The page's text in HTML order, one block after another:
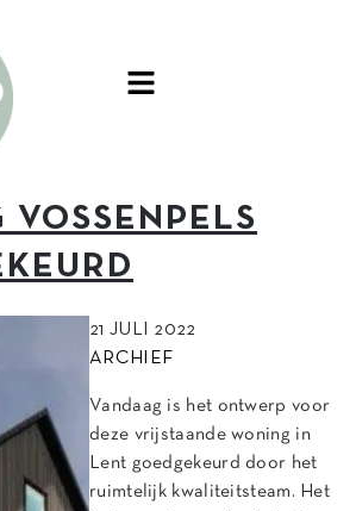
VOSSENPELS
21 JULI 2022
ARCHIEF
Vandaag is het ontwerp voor
deze vrijstaande woning in
Lent goedgekeurd door het
ruimtelijk kwaliteitsteam. Het